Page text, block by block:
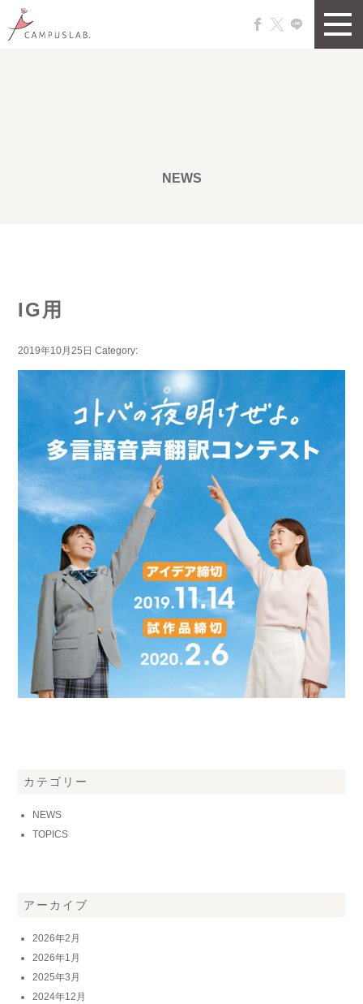
NEWS
IG用
2019年10月25日 Category:
カテゴリー
NEWS
TOPICS
アーカイブ
2026年2月
2026年1月
2025年3月
2024年12月